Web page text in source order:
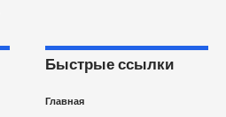
Быстрые ссылки
Главная